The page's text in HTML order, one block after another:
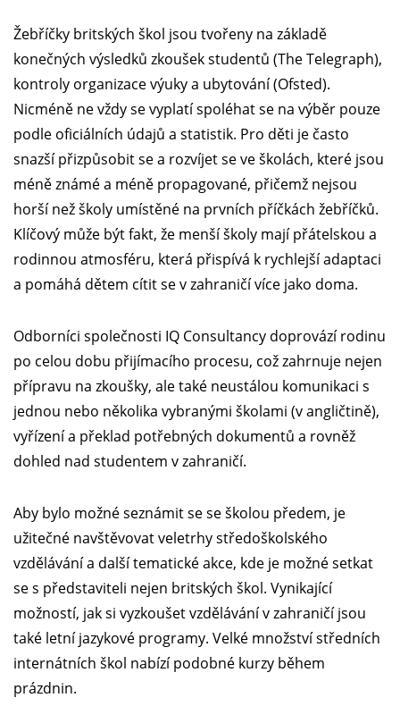
Žebříčky britských škol jsou tvořeny na základě
konečných výsledků zkoušek studentů (The Telegraph),
kontroly organizace výuky a ubytování (Ofsted).
Nicméně ne vždy se vyplatí spoléhat se na výběr pouze
podle oficiálních údajů a statistik. Pro děti je často
snazší přizpůsobit se a rozvíjet se ve školách, které jsou
méně známé a méně propagované, přičemž nejsou
horší než školy umístěné na prvních příčkách žebříčků.
Klíčový může být fakt, že menší školy mají přátelskou a
rodinnou atmosféru, která přispívá k rychlejší adaptaci
a pomáhá dětem cítit se v zahraničí více jako doma.
Odborníci společnosti IQ Consultancy doprovází rodinu
po celou dobu přijímacího procesu, což zahrnuje nejen
přípravu na zkoušky, ale také neustálou komunikaci s
jednou nebo několika vybranými školami (v angličtině),
vyřízení a překlad potřebných dokumentů a rovněž
dohled nad studentem v zahraničí.
Aby bylo možné seznámit se se školou předem, je
užitečné navštěvovat veletrhy středoškolského
vzdělávání a další tematické akce, kde je možné setkat
se s představiteli nejen britských škol. Vynikající
možností, jak si vyzkoušet vzdělávání v zahraničí jsou
také letní jazykové programy. Velké množství středních
internátních škol nabízí podobné kurzy během
prázdnin.